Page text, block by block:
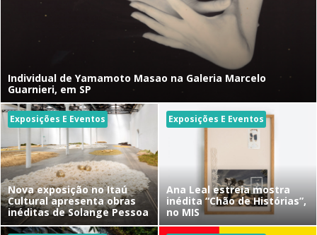
Individual de Yamamoto Masao na Galeria Marcelo
Guarnieri, em SP
Exposições E Eventos
Nova exposição no Itaú
Cultural apresenta obras
inéditas de Solange Pessoa
Exposições E Eventos
Ana Leal estreia mostra
inédita “Chão de Histórias”,
no MIS